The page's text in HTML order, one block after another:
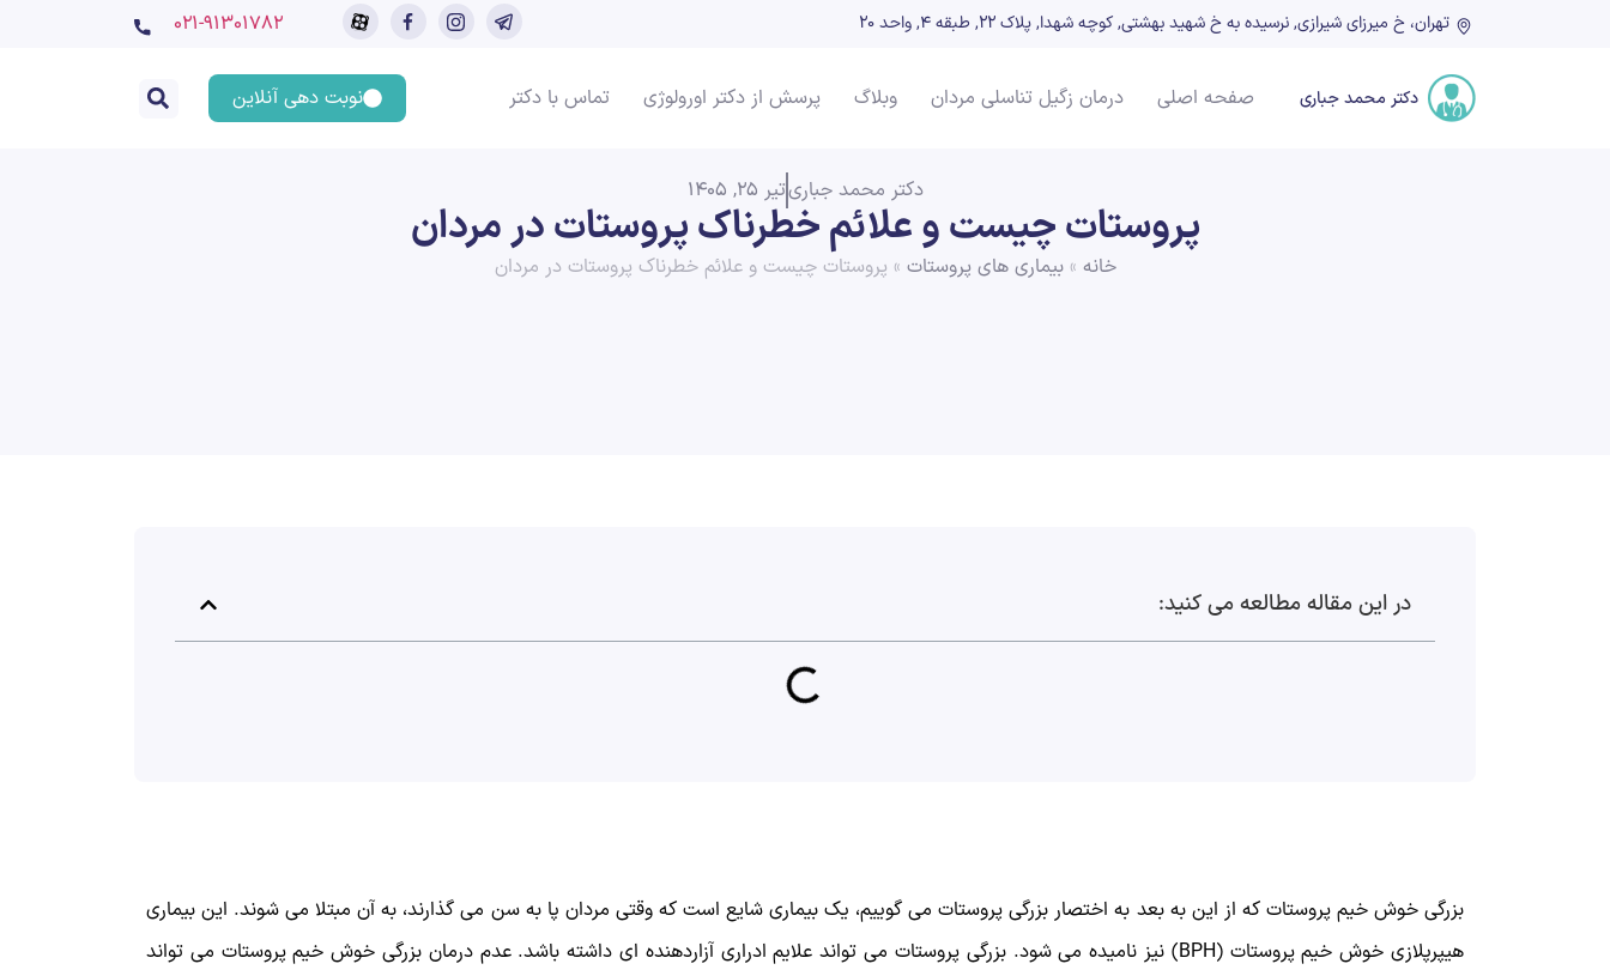
تهران، خ میرزای شیرازی, نرسیده به خ شهید بهشتی, کوچه شهدا, پلاک ۲۲, طبقه ۴, واحد 20 ۰۲۱-91301782
دکتر محمد جباری صفحه اصلی درمان زگیل تناسلی مردان وبلاگ پرسش از دکتر اورولوژی تماس با دکتر نوبت دهی آنلاین
دکتر محمد جباریتیر 25, 1405
پروستات چیست و علائم خطرناک پروستات در مردان
خانه »بیماری های پروستات » پروستات چیست و علائم خطرناک پروستات در مردان
در این مقاله مطالعه می کنید:
بزرگی خوش خیم پروستات که از این به بعد به اختصار بزرگی پروستات می گوییم، یک بیماری شایع است که وقتی مردان پا به سن می گذارند، به آن مبتلا می شوند. این بیماری
هیپرپلازی خوش خیم پروستات (BPH) نیز نامیده می شود. بزرگی پروستات می تواند علایم ادراری آزاردهنده ای داشته باشد. عدم درمان بزرگی خوش خیم پروستات می تواند